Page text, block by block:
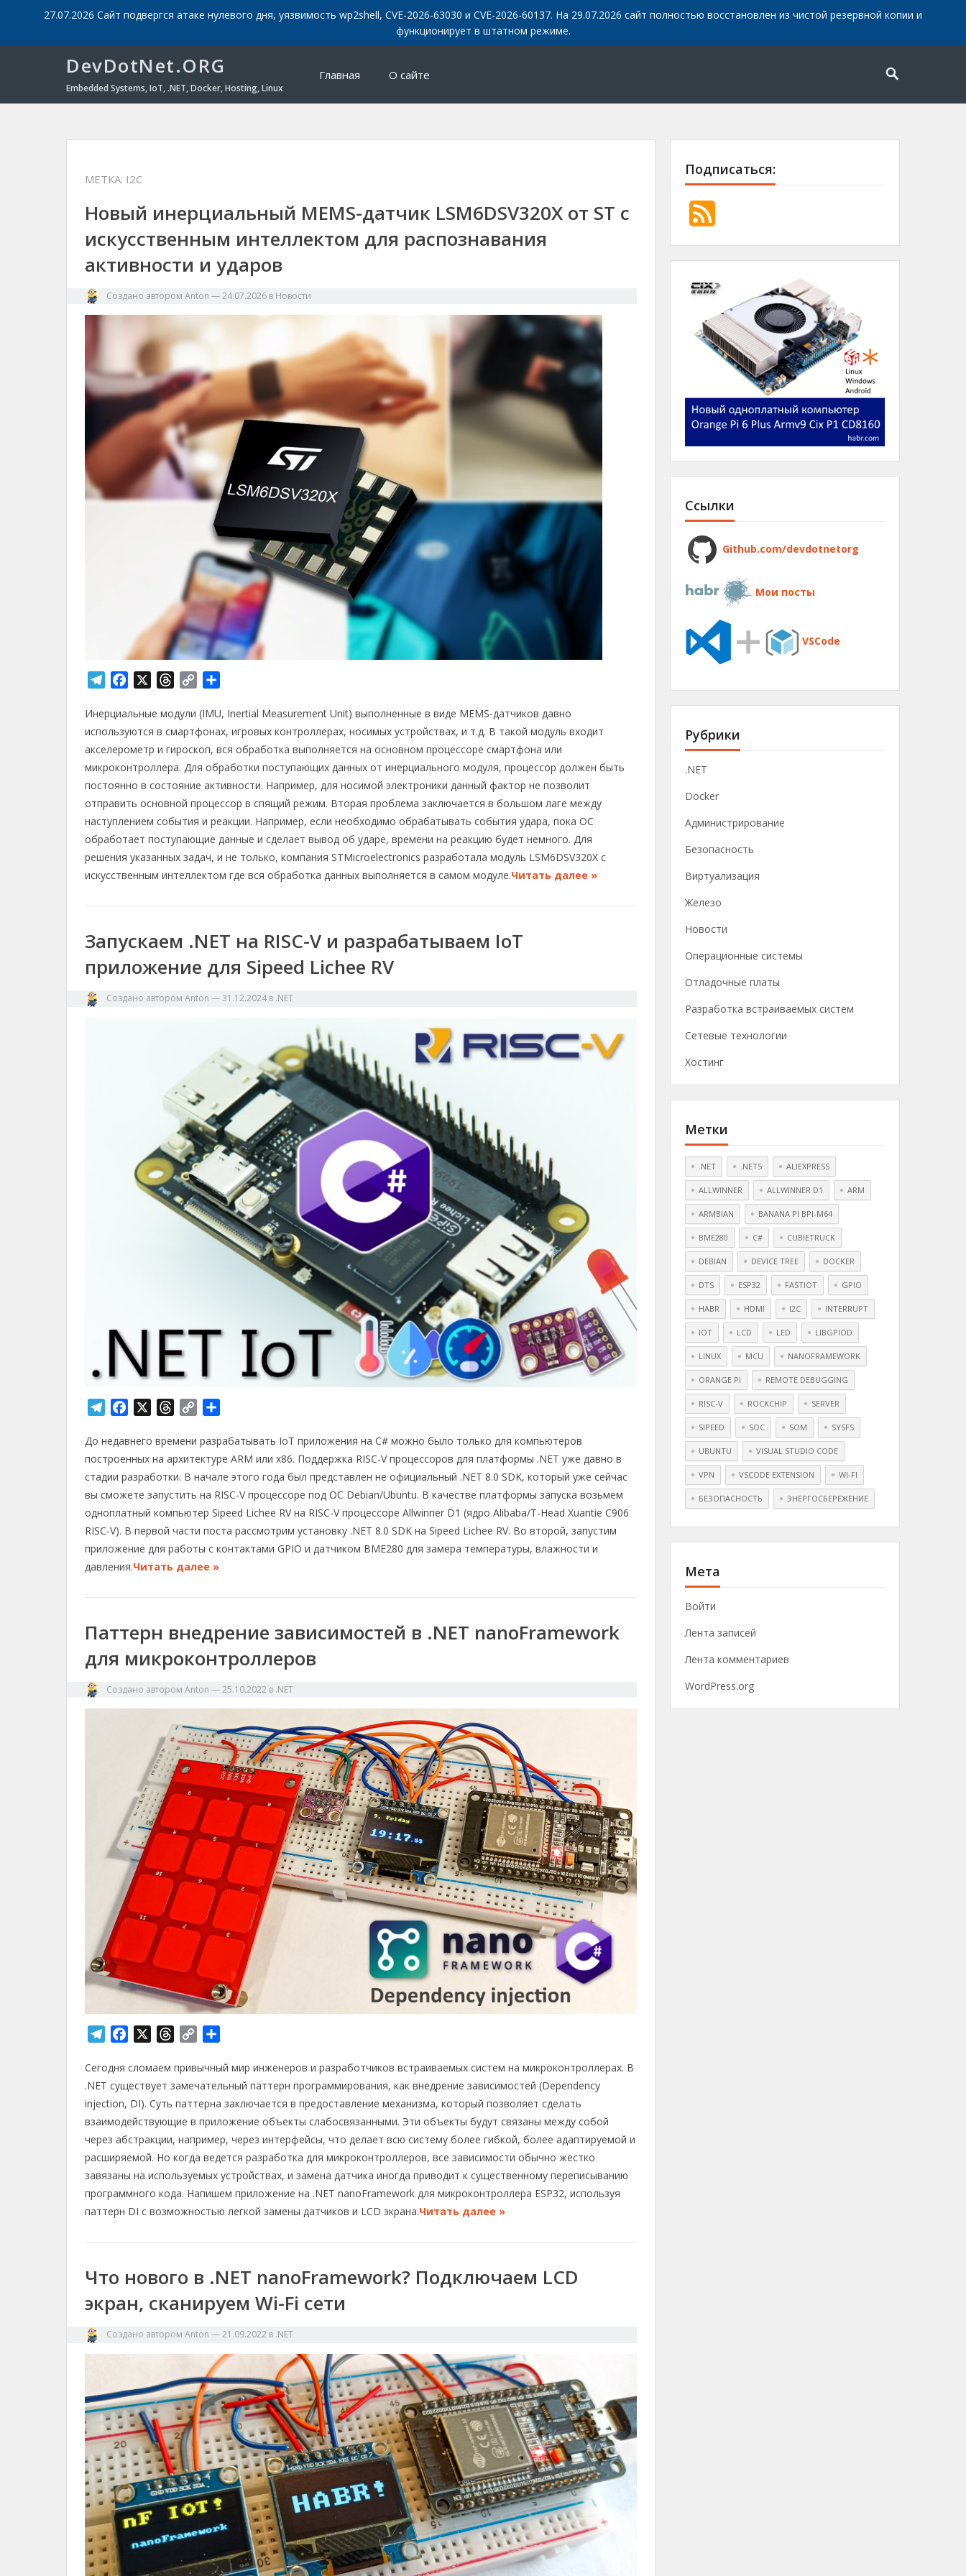
27.07.2026 Сайт подвергся атаке нулевого дня, уязвимость wp2shell, CVE-2026-63030 и CVE-2026-60137. На 29.07.2026 сайт полностью восстановлен из чистой резервной копии и
функционирует в штатном режиме.
DevDotNet.ORG
Embedded Systems, IoT, .NET, Docker, Hosting, Linux
Главная О сайте
МЕТКА: I2C
Новый инерциальный MEMS-датчик LSM6DSV320X от ST c
искусственным интеллектом для распознавания
активности и ударов
Создано автором Anton —24.07.2026 в Новости
l
e
g
r
a
m
c
e
b
o
o
k
r
e
a
d
s
p
y
L
i
n
k
п
р
а
в
и
т
ь
Инерциальные модули (IMU, Inertial Measurement Unit) выполненные в виде MEMS-датчиков давно
используются в смартфонах, игровых контроллерах, носимых устройствах, и т.д. В такой модуль входит
акселерометр и гироскоп, вся обработка выполняется на основном процессоре смартфона или
микроконтроллера. Для обработки поступающих данных от инерциального модуля, процессор должен быть
постоянно в состояние активности. Например, для носимой электроники данный фактор не позволит
отправить основной процессор в спящий режим. Вторая проблема заключается в большом лаге между
наступлением события и реакции. Например, если необходимо обрабатывать события удара, пока ОС
обработает поступающие данные и сделает вывод об ударе, времени на реакцию будет немного. Для
решения указанных задач, и не только, компания STMicroelectronics разработала модуль LSM6DSV320X с
искусственным интеллектом где вся обработка данных выполняется в самом модуле.Читать далее »
Запускаем .NET на RISC-V и разрабатываем IoT
приложение для Sipeed Lichee RV
Создано автором Anton —31.12.2024 в .NET
l
e
g
r
a
m
c
e
b
o
o
k
r
e
a
d
s
p
y
L
n
k
п
р
а
в
и
т
ь
До недавнего времени разрабатывать IoT приложения на C# можно было только для компьютеров
построенных на архитектуре ARM или x86. Поддержка RISC-V процессоров для платформы .NET уже давно в
стадии разработки. В начале этого года был представлен не официальный .NET 8.0 SDK, который уже сейчас
вы сможете запустить на RISC-V процессоре под ОС Debian/Ubuntu. В качестве платформы запуска возьмем
одноплатный компьютер Sipeed Lichee RV на RISC-V процессоре Allwinner D1 (ядро Alibaba/T-Head Xuantie C906
RISC-V). В первой части поста рассмотрим установку .NET 8.0 SDK на Sipeed Lichee RV. Во второй, запустим
приложение для работы с контактами GPIO и датчиком BME280 для замера температуры, влажности и
давления.Читать далее »
Паттерн внедрение зависимостей в .NET nanoFramework
для микроконтроллеров
Создано автором Anton —25.10.2022 в .NET
l
e
g
r
a
m
c
e
b
o
o
k
r
e
a
d
s
p
y
L
i
n
k
п
р
а
в
и
т
ь
Сегодня сломаем привычный мир инженеров и разработчиков встраиваемых систем на микроконтроллерах. В
.NET существует замечательный паттерн программирования, как внедрение зависимостей (Dependency
injection, DI). Суть паттерна заключается в предоставление механизма, который позволяет сделать
взаимодействующие в приложение объекты слабосвязанными. Эти объекты будут связаны между собой
через абстракции, например, через интерфейсы, что делает всю систему более гибкой, более адаптируемой и
расширяемой. Но когда ведется разработка для микроконтроллеров, все зависимости обычно жестко
завязаны на используемых устройствах, и замена датчика иногда приводит к существенному переписыванию
программного кода. Напишем приложение на .NET nanoFramework для микроконтроллера ESP32, используя
паттерн DI с возможностью легкой замены датчиков и LCD экрана.Читать далее »
Что нового в .NET nanoFramework? Подключаем LCD
экран, сканируем Wi-Fi сети
Создано автором Anton —21.09.2022 в .NET
Подписаться:
Ссылки
Github.com/devdotnetorg
Мои посты
VSCode
Рубрики
.NET
Docker
Администрирование
Безопасность
Виртуализация
Железо
Новости
Операционные системы
Отладочные платы
Разработка встраиваемых систем
Сетевые технологии
Хостинг
Метки
.NET .NET5 ALIEXPRESS
ALLWINNER ALLWINNER D1 ARM
ARMBIAN BANANA PI BPI-M64
BME280 C# CUBIETRUCK
DEBIAN DEVICE TREE DOCKER
DTS ESP32 FASTIOT GPIO
HABR HDMI I2C INTERRUPT
IOT LCD LED LIBGPIOD
LINUX MCU NANOFRAMEWORK
ORANGE PI REMOTE DEBUGGING
RISC-V ROCKCHIP SERVER
SIPEED SOC SOM SYSFS
UBUNTU VISUAL STUDIO CODE
VPN VSCODE EXTENSION WI-FI
БЕЗОПАСНОСТЬ ЭНЕРГОСБЕРЕЖЕНИЕ
Мета
Войти
Лента записей
Лента комментариев
WordPress.org